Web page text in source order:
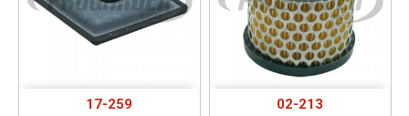
17-259 02-213